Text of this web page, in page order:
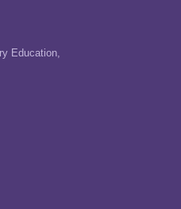
Education,